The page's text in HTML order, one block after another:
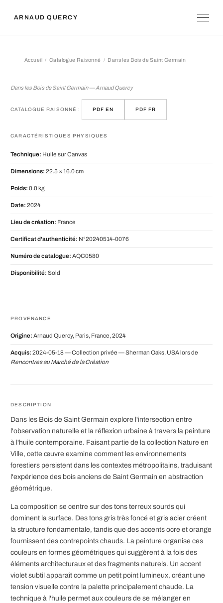
ARNAUD QUERCY
Accueil Catalogue Raisonné Dans les Bois de Saint Germain
Dans les Bois de Saint Germain — Arnaud Quercy
CATALOGUE RAISONNÉ : PDF EN PDF FR
CARACTÉRISTIQUES PHYSIQUES
Technique: Huile sur Canvas
Dimensions: 22.5 × 16.0 cm
Poids: 0.0 kg
Date: 2024
Lieu de création: France
Certificat d'authenticité: N°20240514-0076
Numéro de catalogue: AQC0580
Disponibilité: Sold
PROVENANCE
Origine: Arnaud Quercy, Paris, France, 2024
Acquis: 2024-05-18 — Collection privée — Sherman Oaks, USA lors de
Rencontres au Marché de la Création
DESCRIPTION
Dans les Bois de Saint Germain explore l'intersection entre
l'observation naturelle et la réflexion urbaine à travers la peinture
à l'huile contemporaine. Faisant partie de la collection Nature en
Ville, cette œuvre examine comment les environnements
forestiers persistent dans les contextes métropolitains, traduisant
l'expérience des bois anciens de Saint Germain en abstraction
géométrique.
La composition se centre sur des tons terreux sourds qui
dominent la surface. Des tons gris très foncé et gris acier créent
la structure fondamentale, tandis que des accents ocre et orange
fournissent des contrepoints chauds. La peinture organise ces
couleurs en formes géométriques qui suggèrent à la fois des
éléments architecturaux et des fragments naturels. Un accent
violet subtil apparaît comme un petit point lumineux, créant une
tension visuelle contre la palette principalement chaude. La
technique à l'huile permet aux couleurs de se mélanger en